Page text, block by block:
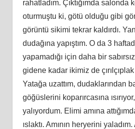
rahatladım. Çıktığımda salonda
oturmuştu ki, götü olduğu gibi
görüntü sikimi tekrar kaldırdı.
dudağına yapıştım. O da 3
yapamadığı için daha bir
gidene kadar ikimiz de çırılçıplak
Yatağa uzattım, dudaklarından
göğüslerini koparırcasına
yalıyordum. Elimi amına
ıslaktı. Amının heryerini yaladım.